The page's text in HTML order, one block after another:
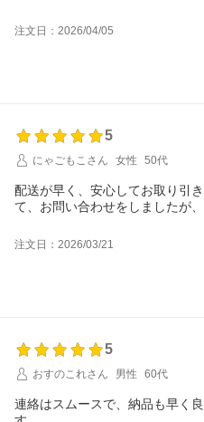
注文日：2026/04/05
5
にゃごもこさん
女性 50代
配送が早く、安心してお取り引
て、お問い合わせをしましたが
注文日：2026/03/21
5
おすのこれさん
男性 60代
連絡はスムースで、納品も早く